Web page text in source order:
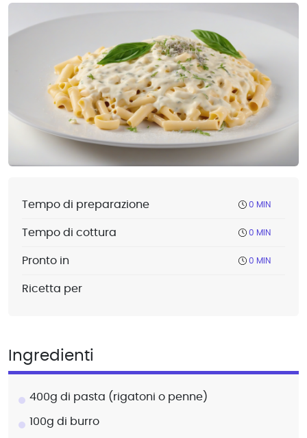
Tempo di preparazione 0 MIN
Tempo di cottura 0 MIN
Pronto in 0 MIN
Ricetta per
Ingredienti
400g di pasta (rigatoni o penne)
100g di burro